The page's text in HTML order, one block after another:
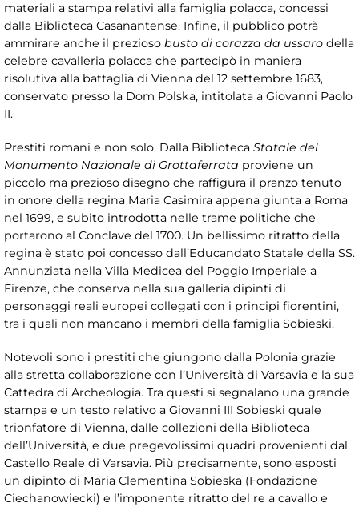
materiali a stampa relativi alla famiglia polacca, concessi
dalla Biblioteca Casanantense. Infine, il pubblico potrà
ammirare anche il prezioso busto di corazza da ussaro della
celebre cavalleria polacca che partecipò in maniera
risolutiva alla battaglia di Vienna del 12 settembre 1683,
conservato presso la Dom Polska, intitolata a Giovanni Paolo
II.
Prestiti romani e non solo. Dalla Biblioteca Statale del
Monumento Nazionale di Grottaferrata proviene un
piccolo ma prezioso disegno che raffigura il pranzo tenuto
in onore della regina Maria Casimira appena giunta a Roma
nel 1699, e subito introdotta nelle trame politiche che
portarono al Conclave del 1700. Un bellissimo ritratto della
regina è stato poi concesso dall’Educandato Statale della SS.
Annunziata nella Villa Medicea del Poggio Imperiale a
Firenze, che conserva nella sua galleria dipinti di
personaggi reali europei collegati con i principi fiorentini,
tra i quali non mancano i membri della famiglia Sobieski.
Notevoli sono i prestiti che giungono dalla Polonia grazie
alla stretta collaborazione con l’Università di Varsavia e la sua
Cattedra di Archeologia. Tra questi si segnalano una grande
stampa e un testo relativo a Giovanni III Sobieski quale
trionfatore di Vienna, dalle collezioni della Biblioteca
dell’Università, e due pregevolissimi quadri provenienti dal
Castello Reale di Varsavia. Più precisamente, sono esposti
un dipinto di Maria Clementina Sobieska (Fondazione
Ciechanowiecki) e l’imponente ritratto del re a cavallo e